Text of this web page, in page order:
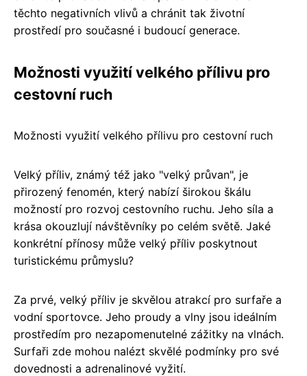
těchto negativních vlivů a chránit tak životní
prostředí pro současné i budoucí generace.
Možnosti využití velkého přílivu pro
cestovní ruch
Možnosti využití velkého přílivu pro cestovní ruch
Velký příliv, známý též jako "velký průvan", je
přirozený fenomén, který nabízí širokou škálu
možností pro rozvoj cestovního ruchu. Jeho síla a
krása okouzlují návštěvníky po celém světě. Jaké
konkrétní přínosy může velký příliv poskytnout
turistickému průmyslu?
Za prvé, velký příliv je skvělou atrakcí pro surfaře a
vodní sportovce. Jeho proudy a vlny jsou ideálním
prostředím pro nezapomenutelné zážitky na vlnách.
Surfaři zde mohou nalézt skvělé podmínky pro své
dovednosti a adrenalinové vyžití.